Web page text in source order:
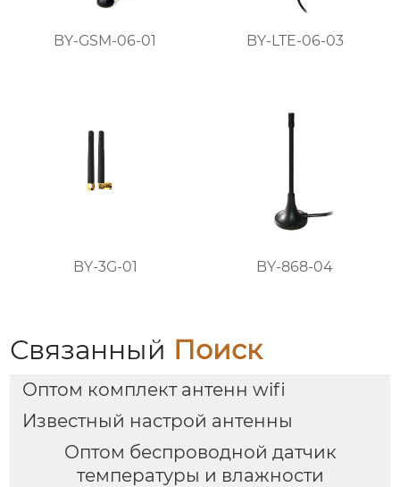
BY-GSM-06-01 BY-LTE-06-03
BY-3G-01 BY-868-04
Связанный Поиск
Оптом комплект антенн wifi
Известный настрой антенны
Оптом беспроводной датчик
температуры и влажности